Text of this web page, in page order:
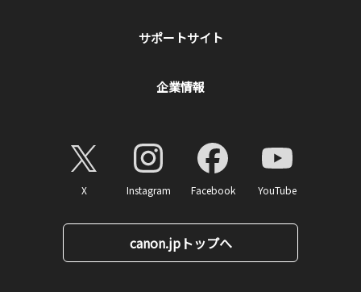
サポートサイト
企業情報
X Instagram Facebook YouTube
canon.jpトップへ